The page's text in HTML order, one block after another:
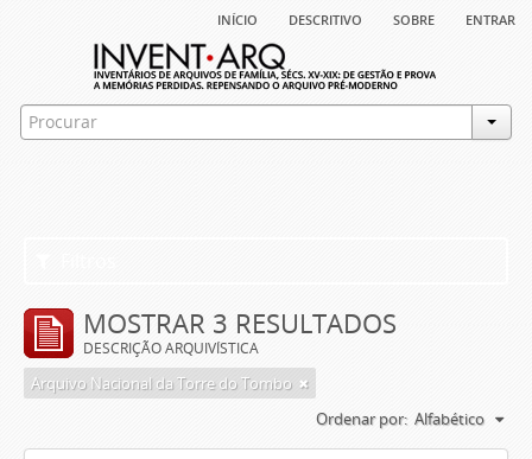
início descritivo sobre entrar
MOSTRAR 3 RESULTADOS
DESCRIÇÃO ARQUIVÍSTICA
Arquivo Nacional da Torre do Tombo
Ordenar por: Alfabético